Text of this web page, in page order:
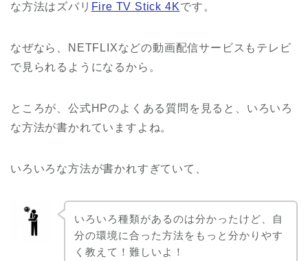
な方法はズバリ Fire TV Stick 4Kです。
なぜなら、NETFLIXなどの動画配信サービスもテレビ
で見られるようになるから。
ところが、公式HPのよくある質問を見ると、いろいろ
な方法が書かれていますよね。
いろいろな方法が書かれすぎていて、
いろいろ種類があるのは分かったけど、自
分の環境に合った方法をもっと分かりやす
く教えて！難しいよ！